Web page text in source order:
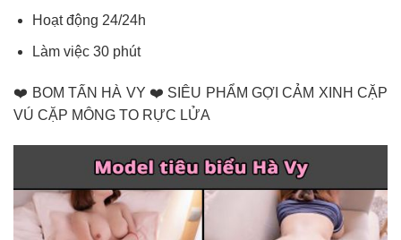
Hoạt động 24/24h
Làm việc 30 phút
❤️ BOM TẤN HÀ VY ❤️ SIÊU PHẨM GỢI CẢM XINH CẶP
VÚ CẶP MÔNG TO RỰC LỬA